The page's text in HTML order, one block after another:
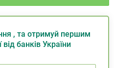
, та отримуй першим
банків України